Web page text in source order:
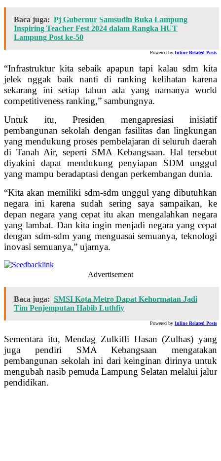
Baca juga: Pj Gubernur Samsudin Buka Lampung
Inspiring Teacher Fest 2024 dalam Rangka HUT
Lampung Post ke-50
Powered by Inline Related Posts
“Infrastruktur kita sebaik apapun tapi kalau sdm kita
jelek nggak baik nanti di ranking kelihatan karena
sekarang ini setiap tahun ada yang namanya world
competitiveness ranking,” sambungnya.
Untuk itu, Presiden mengapresiasi inisiatif
pembangunan sekolah dengan fasilitas dan lingkungan
yang mendukung proses pembelajaran di seluruh daerah
di Tanah Air, seperti SMA Kebangsaan. Hal tersebut
diyakini dapat mendukung penyiapan SDM unggul
yang mampu beradaptasi dengan perkembangan dunia.
“Kita akan memiliki sdm-sdm unggul yang dibutuhkan
negara ini karena sudah sering saya sampaikan, ke
depan negara yang cepat itu akan mengalahkan negara
yang lambat. Dan kita ingin menjadi negara yang cepat
dengan sdm-sdm yang menguasai semuanya, teknologi
inovasi semuanya,” ujarnya.
Advertisement
Baca juga: SMSI Kota Metro Dapat Kehormatan Jadi
Tim Penjemputan Habib Luthfiy
Powered by Inline Related Posts
Sementara itu, Mendag Zulkifli Hasan (Zulhas) yang
juga pendiri SMA Kebangsaan mengatakan
pembangunan sekolah ini dari keinginan dirinya untuk
mengubah nasib pemuda Lampung Selatan melalui jalur
pendidikan.